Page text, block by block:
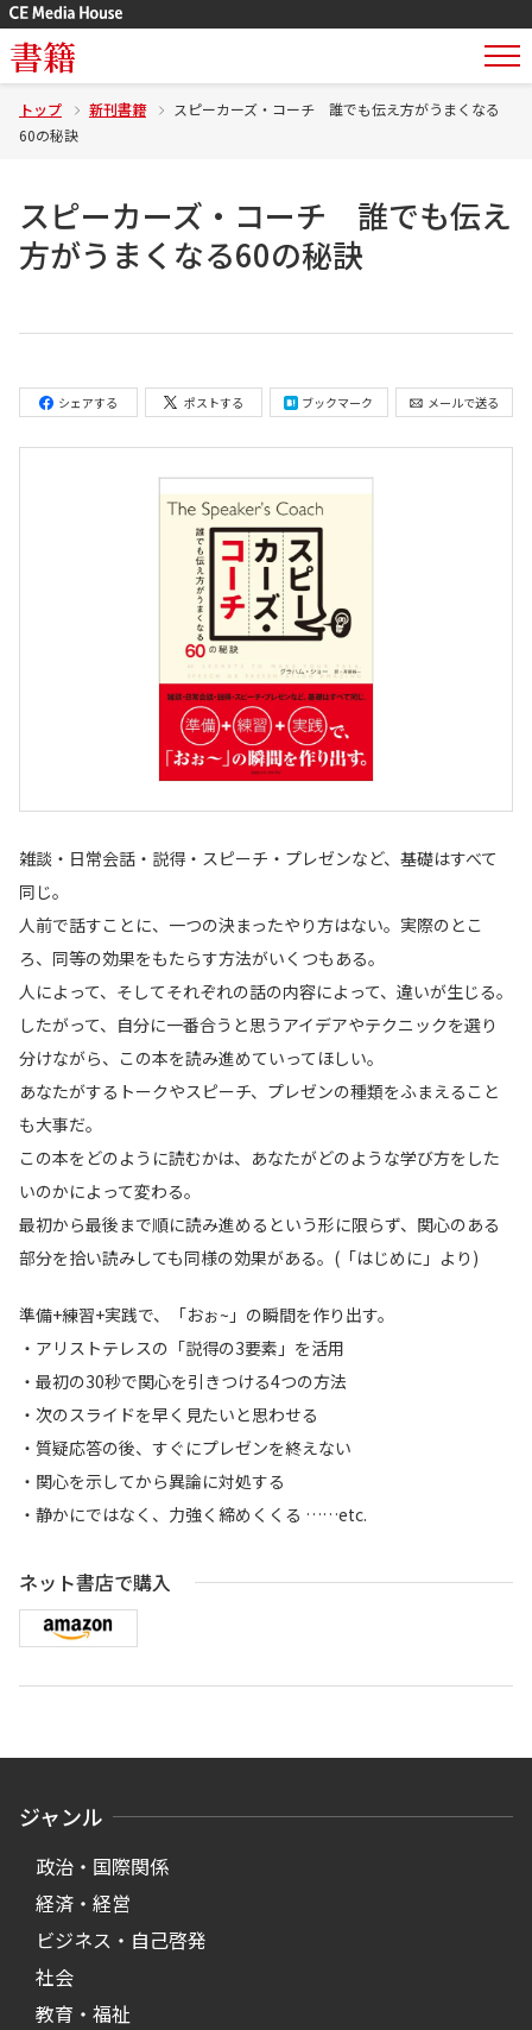
書籍
トップ 新刊書籍
スピーカーズ・コーチ 誰でも伝え方がうまくなる
60の秘訣
スピーカーズ・コーチ 誰でも伝え
方がうまくなる60の秘訣
シェアする ポストする ブックマーク メールで送る
雑談・日常会話・説得・スピーチ・プレゼンなど、基礎はすべて
同じ。
人前で話すことに、一つの決まったやり方はない。実際のとこ
ろ、同等の効果をもたらす方法がいくつもある。
人によって、そしてそれぞれの話の内容によって、違いが生じる。
したがって、自分に一番合うと思うアイデアやテクニックを選り
分けながら、この本を読み進めていってほしい。
あなたがするトークやスピーチ、プレゼンの種類をふまえること
も大事だ。
この本をどのように読むかは、あなたがどのような学び方をした
いのかによって変わる。
最初から最後まで順に読み進めるという形に限らず、関心のある
部分を拾い読みしても同様の効果がある。(「はじめに」より)
準備+練習+実践で、「おぉ~」の瞬間を作り出す。
・アリストテレスの「説得の3要素」を活用
・最初の30秒で関心を引きつける4つの方法
・次のスライドを早く見たいと思わせる
・質疑応答の後、すぐにプレゼンを終えない
・関心を示してから異論に対処する
・静かにではなく、力強く締めくくる ……etc.
ネット書店で購入
ジャンル
政治・国際関係
経済・経営
ビジネス・自己啓発
社会
教育・福祉